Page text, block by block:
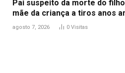
Pai suspeito da morte do
mãe da criança a tiros anos
agosto 7, 2026 0 Visitas